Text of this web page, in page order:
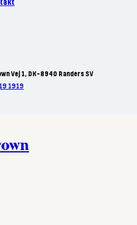
Vej 1, DK-8940 Randers SV
1919